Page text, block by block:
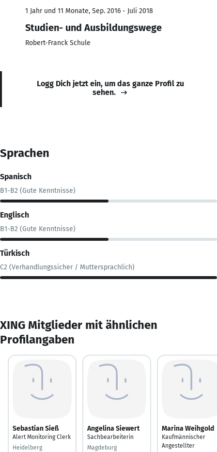
1 Jahr und 11 Monate, Sep. 2016 - Juli 2018
Studien- und Ausbildungswege
Robert-Franck Schule
Logg Dich jetzt ein, um das ganze Profil zu
sehen.
Sprachen
Spanisch
B1-B2 (Gute Kenntnisse)
Englisch
B1-B2 (Gute Kenntnisse)
Türkisch
C2 (Verhandlungssicher / Muttersprachlich)
XING Mitglieder mit ähnlichen
Profilangaben
Sebastian Sieß
Alert Monitoring Clerk
Heidelberg
Angelina Siewert
Sachbearbeiterin
Magdeburg
Marina Weihgold
Kaufmännischer
Angestellter